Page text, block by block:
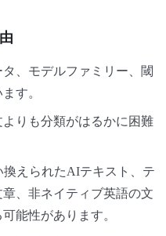
、モデルファミリー、閾
す。
りも分類がはるかに困難
えられたAIテキスト、テ
、非ネイティブ英語の文
能性があります。